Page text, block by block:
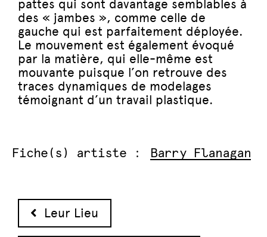
pattes qui sont davantage semblables à
des « jambes », comme celle de
gauche qui est parfaitement déployée.
Le mouvement est également évoqué
par la matière, qui elle-même est
mouvante puisque l’on retrouve des
traces dynamiques de modelages
témoignant d’un travail plastique.
Fiche(s) artiste : Barry Flanagan
Navigation des articles
Leur Lieu